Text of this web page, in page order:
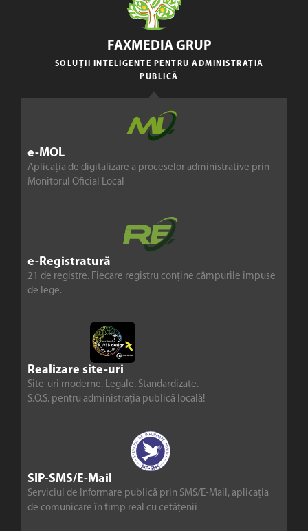
e-MOL
Aplicația de digitalizare a proceselor administrative prin
Monitorul Oficial Local
e-Registratură
21 de registre. Fiecare registru conține câmpurile impuse
de lege.
Realizare site-uri
Site-uri moderne. Legale. Standardizate.
S.O.S. pentru administrația publică locală!
SIP-SMS/E-Mail
Serviciul de Informare publică prin SMS/E-Mail, aplicația
de comunicare în timp real cu cetățenii
FAXMEDIA GRUP
SOLUȚII INTELIGENTE PENTRU ADMINISTRAȚIA
PUBLICĂ